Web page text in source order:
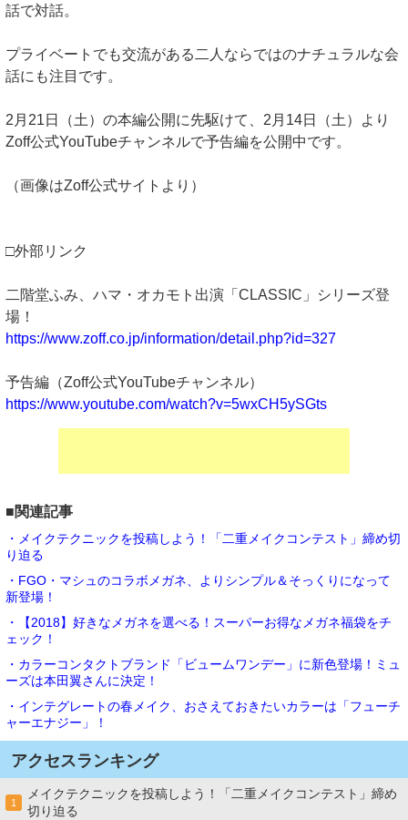
話で対話。
プライベートでも交流がある二人ならではのナチュラルな会
話にも注目です。
2月21日（土）の本編公開に先駆けて、2月14日（土）より
Zoff公式YouTubeチャンネルで予告編を公開中です。
（画像はZoff公式サイトより）
□外部リンク
二階堂ふみ、ハマ・オカモト出演「CLASSIC」シリーズ登
場！
https://www.zoff.co.jp/information/detail.php?id=327
予告編（Zoff公式YouTubeチャンネル）
https://www.youtube.com/watch?v=5wxCH5ySGts
■関連記事
・メイクテクニックを投稿しよう！「二重メイクコンテスト」締め切
り迫る
・FGO・マシュのコラボメガネ、よりシンプル＆そっくりになって
新登場！
・【2018】好きなメガネを選べる！スーパーお得なメガネ福袋をチ
ェック！
・カラーコンタクトブランド「ビュームワンデー」に新色登場！ミュ
ーズは本田翼さんに決定！
・インテグレートの春メイク、おさえておきたいカラーは「フューチ
ャーエナジー」！
アクセスランキング
1
メイクテクニックを投稿しよう！「二重メイクコンテスト」締め
切り迫る